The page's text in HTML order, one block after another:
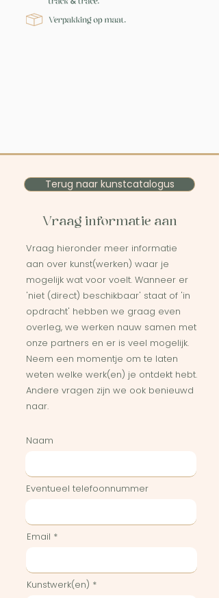
Terug naar kunstcatalogus
Vraag informatie aan
Vraag hieronder meer informatie
aan over kunst(werken) waar je
mogelijk wat voor voelt. Wanneer er
'niet (direct) beschikbaar' staat of 'in
opdracht' hebben we graag even
overleg, we werken nauw samen met
onze partners en er is veel mogelijk.
Neem een momentje om te laten
weten welke werk(en) je ontdekt hebt.
Andere vragen zijn we ook benieuwd
naar.
Naam
Eventueel telefoonnummer
Email
Kunstwerk(en)